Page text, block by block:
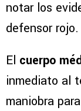
notar los
defensor rojo.
El cuerpo
inmediato al
maniobra para